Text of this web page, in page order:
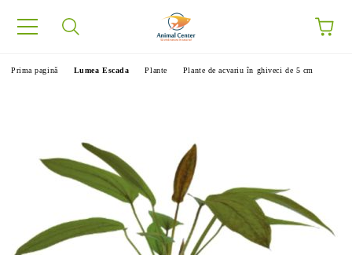
Prima pagină Lumea Escada Plante Plante de acvariu în ghiveci de 5 cm